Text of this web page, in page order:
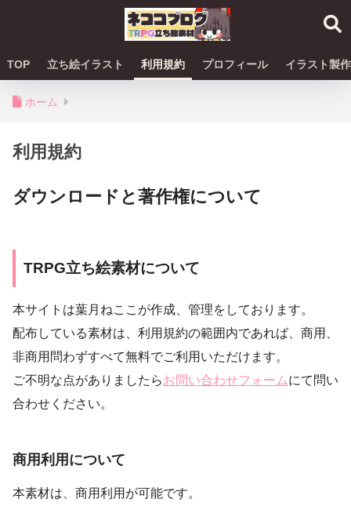
TOP 立ち絵イラスト 利用規約 プロフィール イラスト製
ホーム
利用規約
ダウンロードと著作権について
TRPG立ち絵素材について
本サイトは葉月ねここが作成、管理をしております。
配布している素材は、利用規約の範囲内であれば、商用、
非商用問わずすべて無料でご利用いただけます。
ご不明な点がありましたらお問い合わせフォームにて問い
合わせください。
商用利用について
本素材は、商用利用が可能です。